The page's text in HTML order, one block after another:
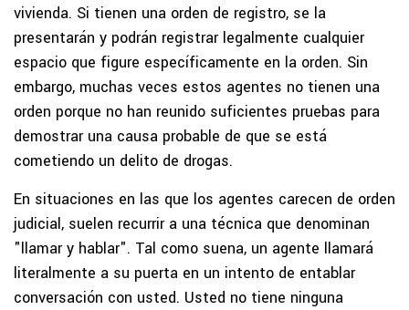
vivienda. Si tienen una orden de registro, se la
presentarán y podrán registrar legalmente cualquier
espacio que figure específicamente en la orden. Sin
embargo, muchas veces estos agentes no tienen una
orden porque no han reunido suficientes pruebas para
demostrar una causa probable de que se está
cometiendo un delito de drogas.
En situaciones en las que los agentes carecen de orden
judicial, suelen recurrir a una técnica que denominan
"llamar y hablar". Tal como suena, un agente llamará
literalmente a su puerta en un intento de entablar
conversación con usted. Usted no tiene ninguna